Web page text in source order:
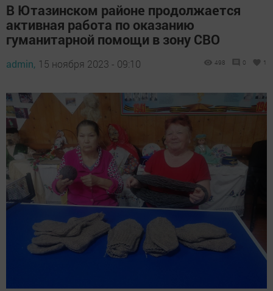
В Ютазинском районе продолжается
активная работа по оказанию
гуманитарной помощи в зону СВО
admin, 15 ноября 2023 - 09:10 498 0 1